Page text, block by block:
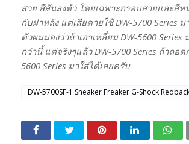
สวย สีสันลงตัว โดยเฉพาะกรอบสายและสี
กับฝาหลัง แต่เสียดายใช้ DW-5700 Series
ตัวผมมองว่าถ้าเอาเหลี่ยม DW-5600 Series
กว่านี้ แต่จริงๆแล้ว DW-5700 Series ถ้าถอ
5600 Series มาใส่ได้เลยครับ
DW-5700SF-1 Sneaker Freaker G-Shock